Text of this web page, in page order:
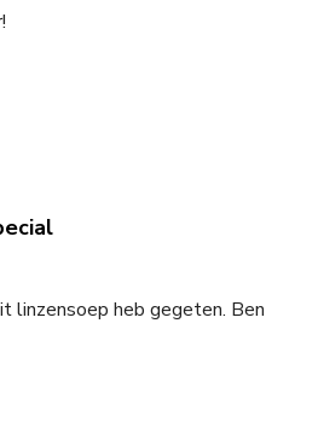
says:
linzensoep heb gegeten. Ben